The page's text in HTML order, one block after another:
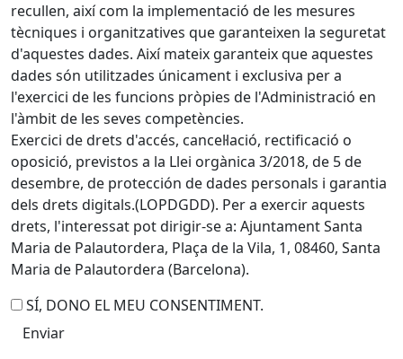
recullen, així com la implementació de les mesures
tècniques i organitzatives que garanteixen la seguretat
d'aquestes dades. Així mateix garanteix que aquestes
dades són utilitzades únicament i exclusiva per a
l'exercici de les funcions pròpies de l'Administració en
l'àmbit de les seves competències.
Exercici de drets d'accés, cancel·lació, rectificació o
oposició, previstos a la Llei orgànica 3/2018, de 5 de
desembre, de protección de dades personals i garantia
dels drets digitals.(LOPDGDD). Per a exercir aquests
drets, l'interessat pot dirigir-se a: Ajuntament Santa
Maria de Palautordera, Plaça de la Vila, 1, 08460, Santa
Maria de Palautordera (Barcelona).
SÍ, DONO EL MEU CONSENTIMENT.